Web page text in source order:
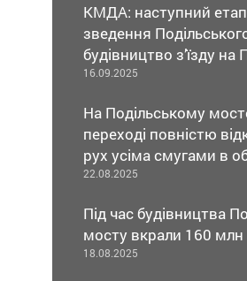
КМДА: наступний етап
зведення
будівництво з’їзду на
16.09.2025
На Подільському
переході повністю
рух усіма смугами в
22.08.2025
Під час будівництва
мосту вкрали 160 млн
18.08.2025